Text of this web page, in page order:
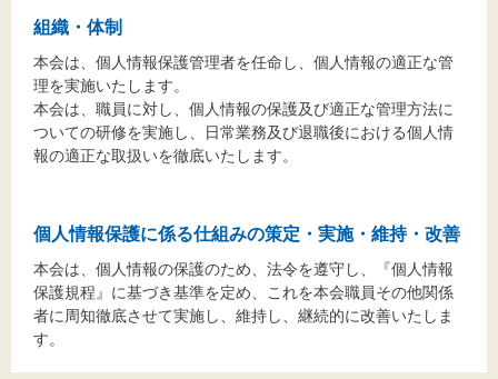
組織・体制
本会は、個人情報保護管理者を任命し、個人情報の適正な管
理を実施いたします。
本会は、職員に対し、個人情報の保護及び適正な管理方法に
ついての研修を実施し、日常業務及び退職後における個人情
報の適正な取扱いを徹底いたします。
個人情報保護に係る仕組みの策定・実施・維持・改善
本会は、個人情報の保護のため、法令を遵守し、『個人情報
保護規程』に基づき基準を定め、これを本会職員その他関係
者に周知徹底させて実施し、維持し、継続的に改善いたしま
す。